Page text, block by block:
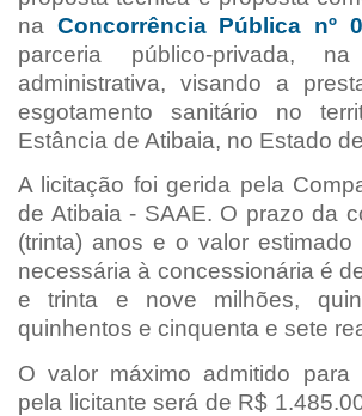
na Concorrência Pública nº
parceria público-privada,
administrativa, visando a
esgotamento sanitário no
Estância de Atibaia, no Estado
A licitação foi gerida pela
de Atibaia - SAAE. O prazo da
(trinta) anos e o valor
necessária à concessionária é
e trinta e nove milhões,
quinhentos e cinquenta e sete
O valor máximo admitido
pela licitante será de R$